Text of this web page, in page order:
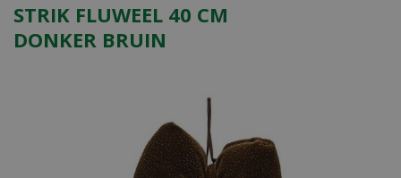
STRIK FLUWEEL 40 CM
DONKER BRUIN